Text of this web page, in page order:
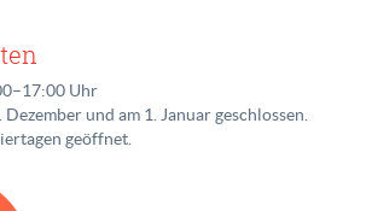
Uhr
und am 1. Januar geschlossen.
geöffnet.